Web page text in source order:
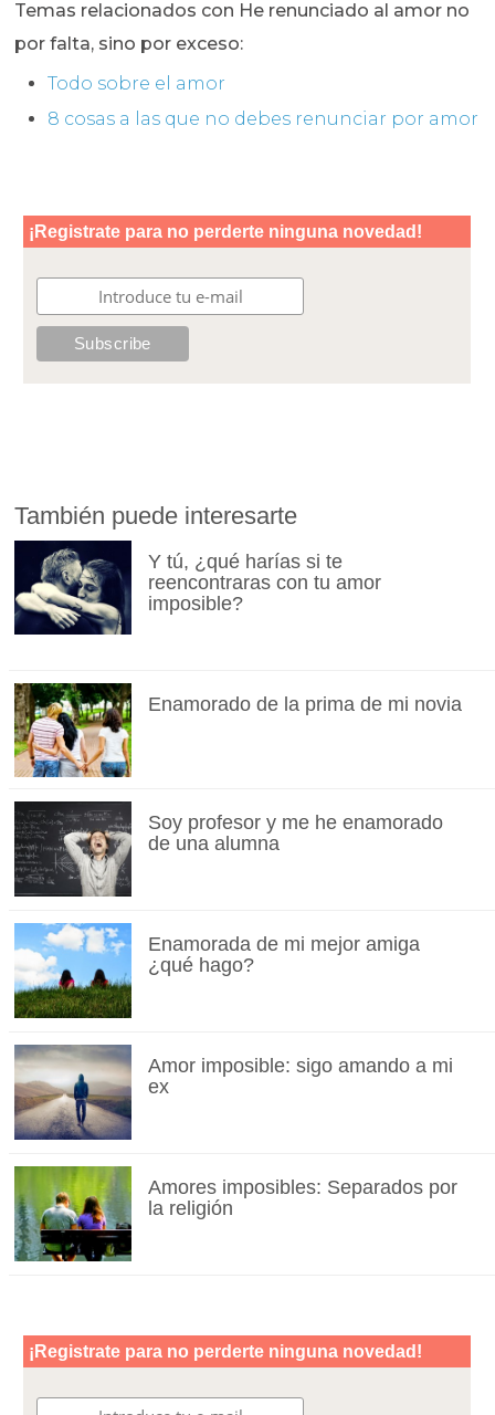
Temas relacionados con He renunciado al amor no
por falta, sino por exceso:
Todo sobre el amor
8 cosas a las que no debes renunciar por amor
También puede interesarte
Y tú, ¿qué harías si te
reencontraras con tu amor
imposible?
Enamorado de la prima de mi novia
Soy profesor y me he enamorado
de una alumna
Enamorada de mi mejor amiga
¿qué hago?
Amor imposible: sigo amando a mi
ex
Amores imposibles: Separados por
la religión